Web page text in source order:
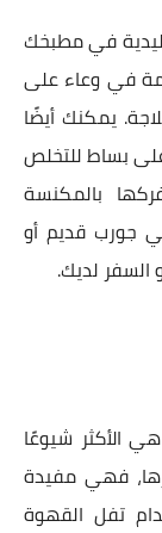
في مطبخك
في وعاء على
يمكنك أيضًا
بساط للتخلص
بالمكنسة
جورب قديم أو
السفر لديك.
الأكثر شيوعًا
فهي مفيدة
تفل القهوة